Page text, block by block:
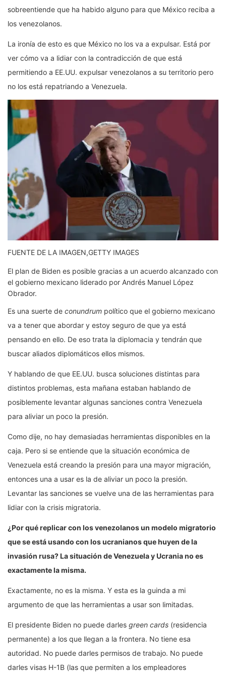
sobreentiende que ha habido alguno para que México reciba a
los venezolanos.
La ironía de esto es que México no los va a expulsar. Está por
ver cómo va a lidiar con la contradicción de que está
permitiendo a EE.UU. expulsar venezolanos a su territorio pero
no los está repatriando a Venezuela.
FUENTE DE LA IMAGEN,GETTY IMAGES
El plan de Biden es posible gracias a un acuerdo alcanzado con
el gobierno mexicano liderado por Andrés Manuel López
Obrador.
Es una suerte de conundrum político que el gobierno mexicano
va a tener que abordar y estoy seguro de que ya está
pensando en ello. De eso trata la diplomacia y tendrán que
buscar aliados diplomáticos ellos mismos.
Y hablando de que EE.UU. busca soluciones distintas para
distintos problemas, esta mañana estaban hablando de
posiblemente levantar algunas sanciones contra Venezuela
para aliviar un poco la presión.
Como dije, no hay demasiadas herramientas disponibles en la
caja. Pero si se entiende que la situación económica de
Venezuela está creando la presión para una mayor migración,
entonces una a usar es la de aliviar un poco la presión.
Levantar las sanciones se vuelve una de las herramientas para
lidiar con la crisis migratoria.
¿Por qué replicar con los venezolanos un modelo migratorio
que se está usando con los ucranianos que huyen de la
invasión rusa? La situación de Venezuela y Ucrania no es
exactamente la misma.
Exactamente, no es la misma. Y esta es la guinda a mi
argumento de que las herramientas a usar son limitadas.
El presidente Biden no puede darles green cards (residencia
permanente) a los que llegan a la frontera. No tiene esa
autoridad. No puede darles permisos de trabajo. No puede
darles visas H-1B (las que permiten a los empleadores